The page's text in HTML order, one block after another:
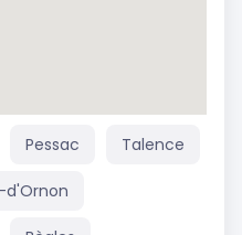
Pessac Talence
d'Ornon